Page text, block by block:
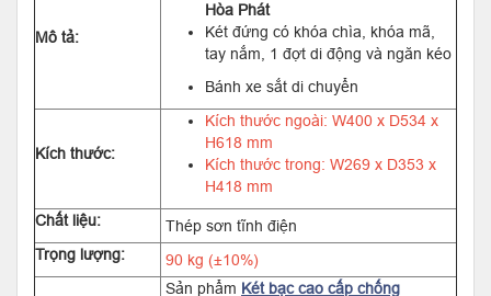
Mô tả:
Hòa Phát
Két đứng có khóa chìa, khóa mã,
tay nắm, 1 đợt di động và ngăn kéo
Bánh xe sắt di chuyển
Kích thước:
Kích thước ngoài: W400 x D534 x
H618 mm
Kích thước trong: W269 x D353 x
H418 mm
Chất liệu:
Thép sơn tĩnh điện
Trọng lượng:
90 kg (±10%)
Sản phẩm Két bạc cao cấp chống